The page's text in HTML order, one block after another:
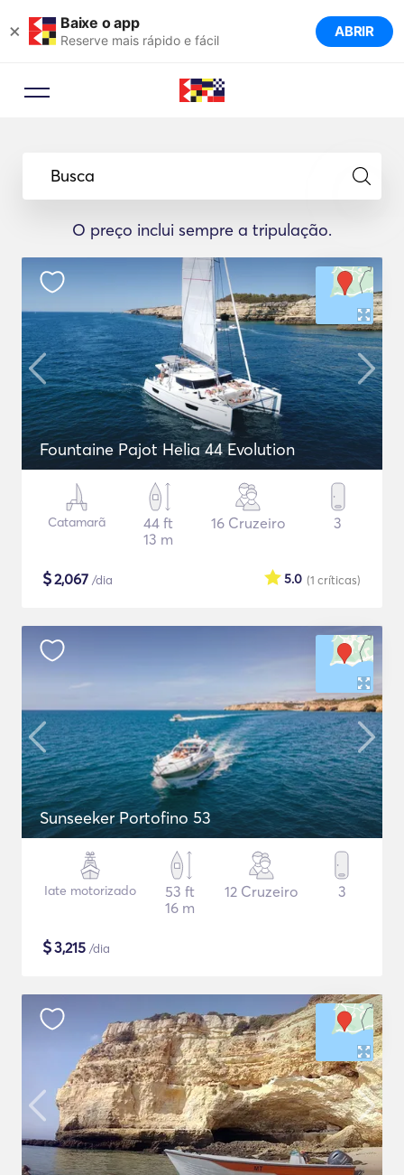
× Baixe o app
Reserve mais rápido e fácil ABRIR
Busca
O preço inclui sempre a tripulação.
Fountaine Pajot Helia 44 Evolution
Catamarã
44 ft
13 m
16 Cruzeiro 3
$2,067 /dia (1 críticas)
5.0
Sunseeker Portofino 53
Iate motorizado
53 ft
16 m
12 Cruzeiro 3
$3,215 /dia